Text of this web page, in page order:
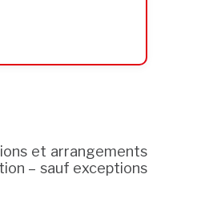
et arrangements
– sauf exceptions